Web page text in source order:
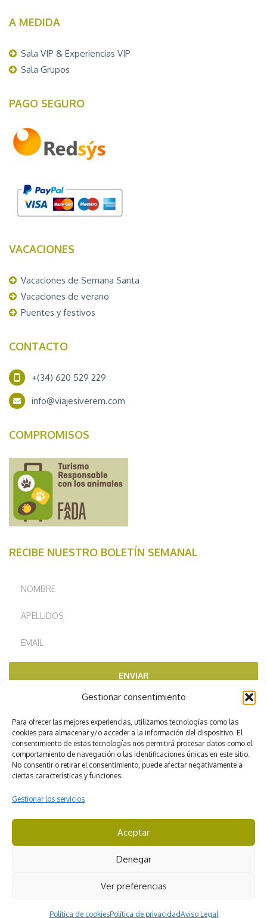
Gestionar consentimiento
Para ofrecer las mejores experiencias, utilizamos tecnologías como las
cookies para almacenar y/o acceder a la información del dispositivo. El
consentimiento de estas tecnologías nos permitirá procesar datos como el
comportamiento de navegación o las identificaciones únicas en este sitio.
No consentir o retirar el consentimiento, puede afectar negativamente a
ciertas características y funciones.
Gestionar los servicios
Aceptar
Denegar
Ver preferencias
Política de cookiesPolítica de privacidadAviso Legal
A MEDIDA
Sala VIP & Experiencias VIP
Sala Grupos
PAGO SEGURO
VACACIONES
Vacaciones de Semana Santa
Vacaciones de verano
Puentes y festivos
CONTACTO
+(34) 620 529 229
info@viajesiverem.com
COMPROMISOS
RECIBE NUESTRO BOLETÍN SEMANAL
ENVIAR
CICMA 3422